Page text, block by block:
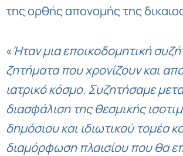
της ορθής απονομής της
«Ήταν μια εποικοδομητική
ζητήματα που χρονίζουν και
ιατρικό κόσμο. Συζητήσαμε
διασφάλιση της θεσμικής
δημόσιου και ιδιωτικού τομέα
διαμόρφωση πλαισίου που θα